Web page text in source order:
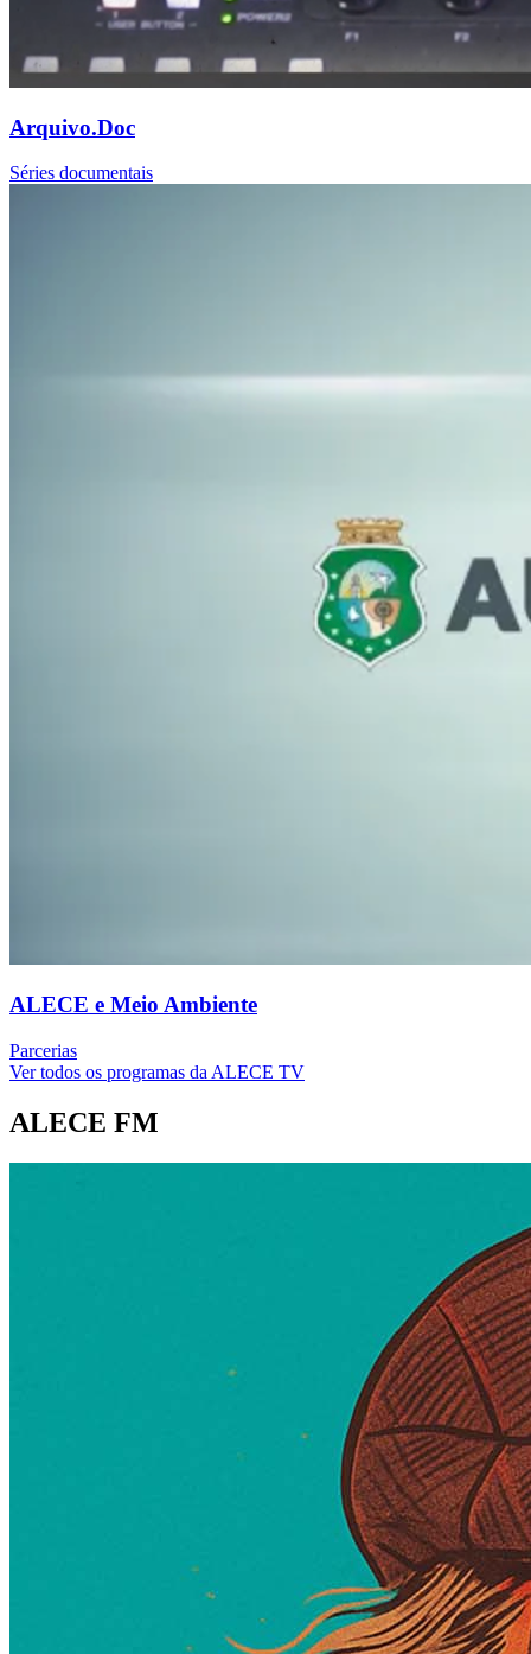
Arquivo.Doc
Séries documentais
ALECE e Meio Ambiente
Parcerias
Ver todos os programas da ALECE TV
ALECE FM